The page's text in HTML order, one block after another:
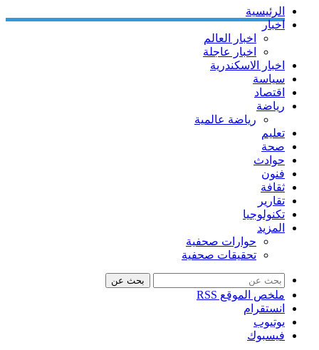
الرئيسية
اخبار
اخبار العالم
اخبار عاجلة
اخبار الاسكندرية
سياسة
اقتصاد
رياضة
رياضة عالمية
تعليم
صحة
حوادث
فنون
ثقافة
تقارير
تكنولوجيا
المزيد
حوارات صحفية
تحقيقات صحفية
بحث عن
ملخص الموقع RSS
انستقرام
يوتيوب
فيسبوك